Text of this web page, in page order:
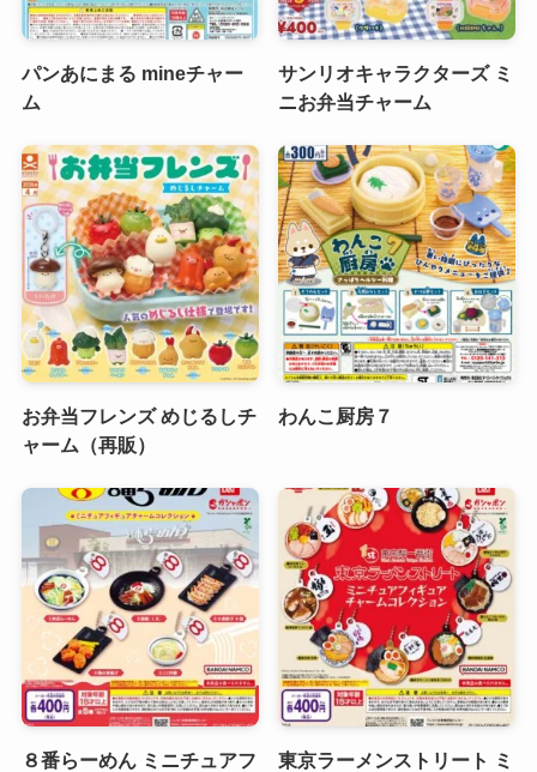
パンあにまる mineチャー
ム
サンリオキャラクターズ ミ
ニお弁当チャーム
お弁当フレンズ めじるしチ
ャーム（再販）
わんこ厨房７
８番らーめん ミニチュアフ
東京ラーメンストリート ミ